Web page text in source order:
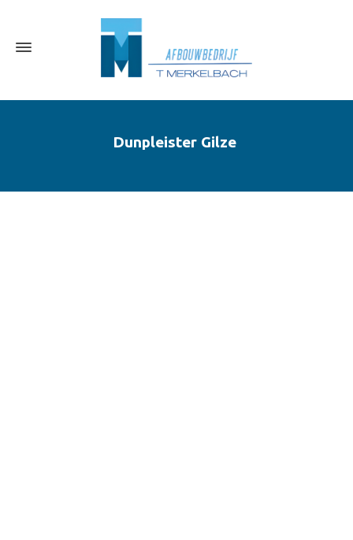
Dunpleister Gilze